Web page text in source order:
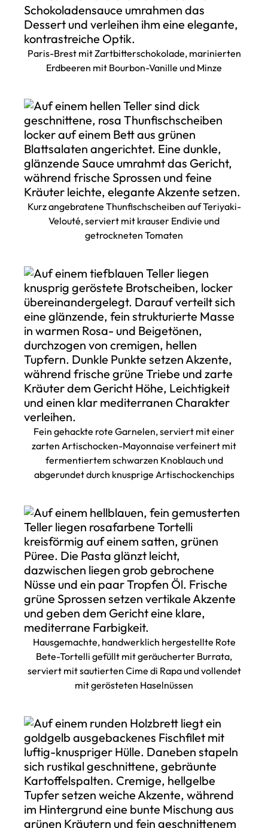
Paris-Brest mit Zartbitterschokolade, marinierten
Erdbeeren mit Bourbon-Vanille und Minze
Kurz angebratene Thunfischscheiben auf Teriyaki-
Velouté, serviert mit krauser Endivie und
getrockneten Tomaten
Fein gehackte rote Garnelen, serviert mit einer
zarten Artischocken-Mayonnaise verfeinert mit
fermentiertem schwarzen Knoblauch und
abgerundet durch knusprige Artischockenchips
Hausgemachte, handwerklich hergestellte Rote
Bete-Tortelli gefüllt mit geräucherter Burrata,
serviert mit sautierten Cime di Rapa und vollendet
mit gerösteten Haselnüssen